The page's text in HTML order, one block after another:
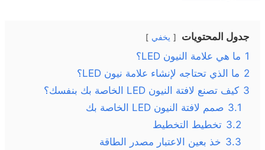
جدول المحتويات يخفي
1 ما هي علامة النيون LED؟
2 ما الذي تحتاجه لإنشاء علامة نيون LED؟
3 كيف تصنع لافتة النيون LED الخاصة بك بنفسك؟
3.1 صمم لافتة النيون LED الخاصة بك
3.2 تخطيط التخطيط
3.3 خذ بعين الاعتبار مصدر الطاقة